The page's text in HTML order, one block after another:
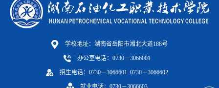
学校地址：湖南省岳阳市湘北大道188号
办公室电话：0730－3066001
招生电话：0730－3066601 0730－3066602